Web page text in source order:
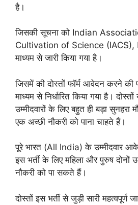
है।
जिसकी सूचना को Indian
Cultivation of Science
माध्यम से जारी किया गया है।
जिसमें की दोस्तों फॉर्म आवेदन करने
माध्यम से निर्धारित किया गया है।
उम्मीदवारों के लिए बहुत ही बड़ा सुनहरा
एक अच्छी नौकरी को पाना चाहते हैं।
पूरे भारत (All India) के उम्मीदवार
इस भर्ती के लिए महिला और पुरुष दोनों
नौकरी को पा सकते हैं।
दोस्तों इस भर्ती से जुड़ी सारी महत्वपूर्ण